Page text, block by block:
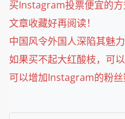
买Instagram投票便宜的
文章收藏好再阅读！
中国风令外国人深陷其魅
如果买不起大红酸枝，可
可以增加Instagram的粉丝